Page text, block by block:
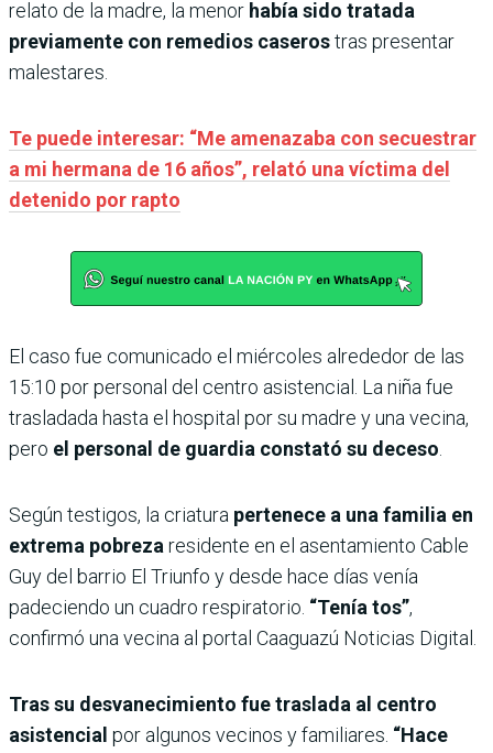
relato de la madre, la menor había sido tratada
previamente con remedios caserostras presentar
malestares.
Te puede interesar: “Me amenazaba con secuestrar
a mi hermana de 16 años”, relató una víctima del
detenido por rapto
El caso fue comunicado el miércoles alrededor de las
15:10 por personal del centro asistencial. La niña fue
trasladada hasta el hospital por su madre y una vecina,
pero el personal de guardia constató su deceso.
Según testigos, la criatura pertenece a una familia en
extrema pobrezaresidente en el asentamiento Cable
Guy del barrio El Triunfo y desde hace días venía
padeciendo un cuadro respiratorio. “Tenía tos”,
confirmó una vecina al portal Caaguazú Noticias Digital.
Tras su desvanecimiento fue traslada al centro
asistencial por algunos vecinos y familiares. “Hace